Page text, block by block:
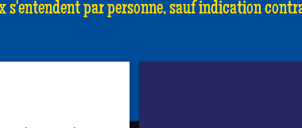
s'entendent par personne, sauf indication